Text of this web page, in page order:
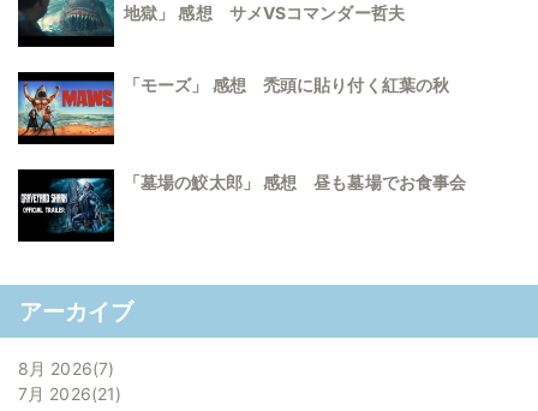
地獄」 感想 サメVSコマンダー哲夫
「モーズ」 感想 禿頭に貼り付く紅葉の秋
「墓場の鮫太郎」 感想 昼も墓場でお食事会
アーカイブ
8月 2026 7
7月 2026 21